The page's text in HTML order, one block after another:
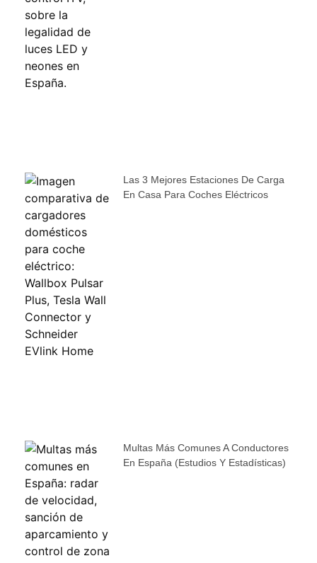
Las 3 Mejores Estaciones De Carga
En Casa Para Coches Eléctricos
Multas Más Comunes A Conductores
En España (estudios Y Estadísticas)